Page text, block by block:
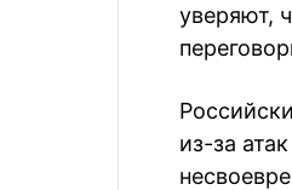
уверяют,
из-за